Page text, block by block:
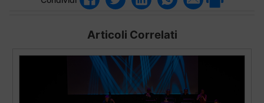
Articoli Correlati